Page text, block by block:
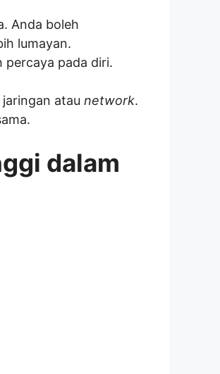
Anda boleh
lumayan.
percaya pada diri.
atau network.
dalam